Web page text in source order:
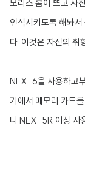
모리즈 홈이 뜨고 사
인식시키도록 해놔
다. 이것은 자신의 취
NEX-6을 사용하고
기에서 메모리 카드
니 NEX-5R 이상 사